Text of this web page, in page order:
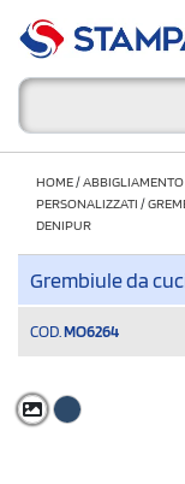
HOME/
PERSONALIZZATI /
DENIPUR
Grembiule da
COD. MO6264